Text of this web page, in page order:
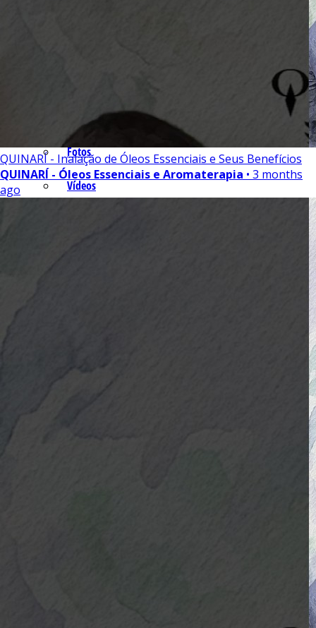
Fotos e Vídeos
Fotos
Vídeos
QUINARÍ - Inalação de Óleos Essenciais e Seus Benefícios
QUINARÍ - Óleos Essenciais e Aromaterapia • 3 months
ago